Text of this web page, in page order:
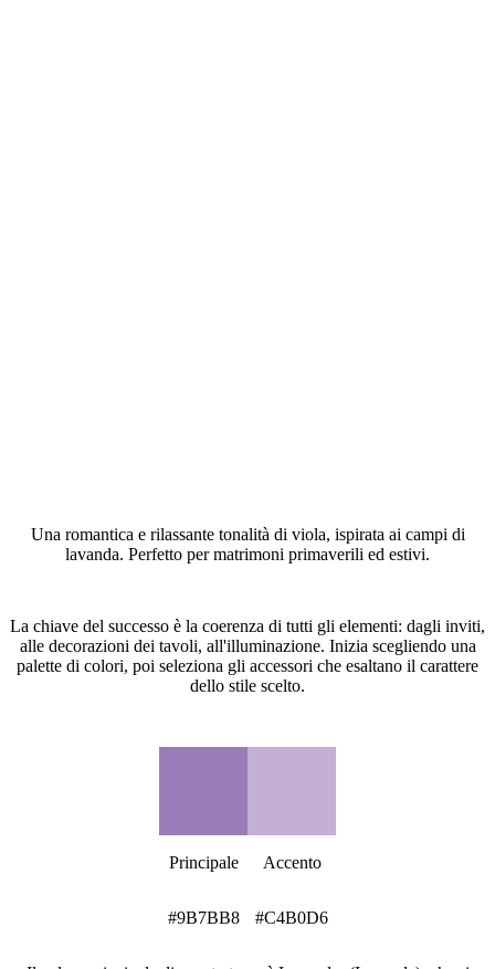
Una romantica e rilassante tonalità di viola, ispirata ai campi di
lavanda. Perfetto per matrimoni primaverili ed estivi.
La chiave del successo è la coerenza di tutti gli elementi: dagli inviti,
alle decorazioni dei tavoli, all'illuminazione. Inizia scegliendo una
palette di colori, poi seleziona gli accessori che esaltano il carattere
dello stile scelto.
Principale
#9B7BB8
Accento
#C4B0D6